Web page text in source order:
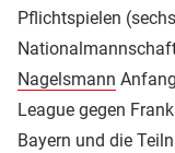
Pflichtspielen
Nagelsmann
League gegen
Bayern und die